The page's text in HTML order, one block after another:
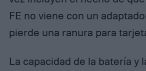
FE no viene con un
pierde una ranura para
La capacidad de la batería y